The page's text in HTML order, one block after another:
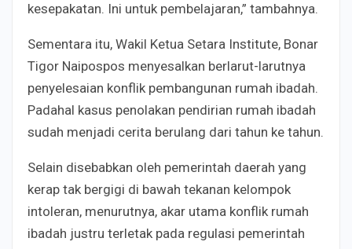
kesepakatan. Ini untuk pembelajaran,” tambahnya.
Sementara itu, Wakil Ketua Setara Institute, Bonar
Tigor Naipospos menyesalkan berlarut-larutnya
penyelesaian konflik pembangunan rumah ibadah.
Padahal kasus penolakan pendirian rumah ibadah
sudah menjadi cerita berulang dari tahun ke tahun.
Selain disebabkan oleh pemerintah daerah yang
kerap tak bergigi di bawah tekanan kelompok
intoleran, menurutnya, akar utama konflik rumah
ibadah justru terletak pada regulasi pemerintah